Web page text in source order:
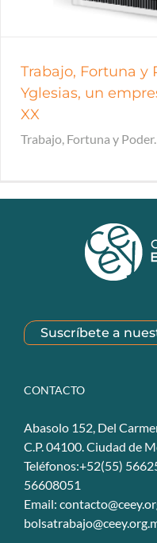
Trabajo, Fortuna y
Yglesias, un
XX
Trabajo, Fortuna y
Suscríbete a
CONTACTO
Abasolo 152, Del
C.P. 04100. Ciudad de
Teléfonos:+52(55)
56608051
Email: